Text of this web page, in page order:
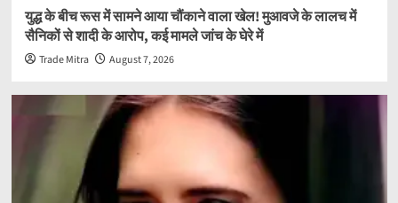
युद्ध के बीच रूस में सामने आया चौंकाने वाला खेल! मुआवजे के लालच में
सैनिकों से शादी के आरोप, कई मामले जांच के घेरे में
Trade Mitra August 7, 2026